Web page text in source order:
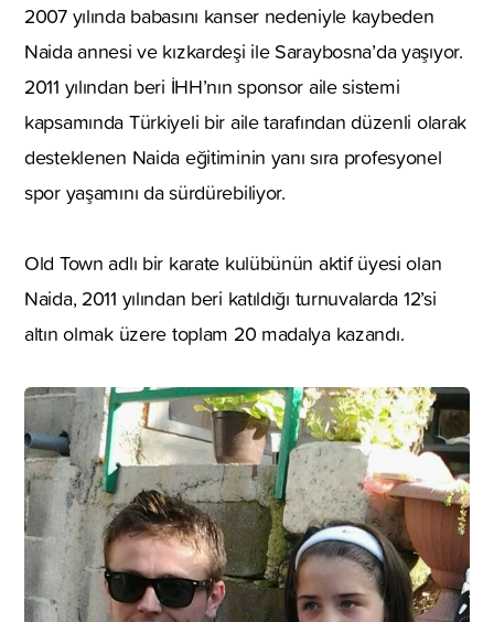
2007 yılında babasını kanser nedeniyle kaybeden
Naida annesi ve kızkardeşi ile Saraybosna’da yaşıyor.
2011 yılından beri İHH’nın sponsor aile sistemi
kapsamında Türkiyeli bir aile tarafından düzenli olarak
desteklenen Naida eğitiminin yanı sıra profesyonel
spor yaşamını da sürdürebiliyor.
Old Town adlı bir karate kulübünün aktif üyesi olan
Naida, 2011 yılından beri katıldığı turnuvalarda 12’si
altın olmak üzere toplam 20 madalya kazandı.